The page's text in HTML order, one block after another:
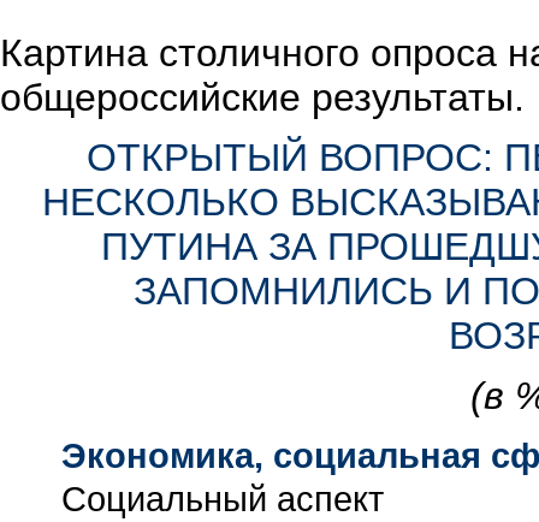
Картина столичного опроса
общероссийские результаты.
ОТКРЫТЫЙ ВОПРОС:
НЕСКОЛЬКО
ПУТИНА ЗА
ЗАПОМНИЛИСЬ И
(в
Экономика, социальная
Социальный аспект